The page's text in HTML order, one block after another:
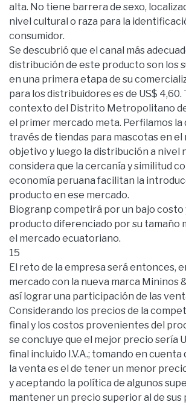
alta. No tiene barrera de sexo,
nivel cultural o raza para la
consumidor.
Se descubrió que el canal más
distribución de este producto son los
en una primera etapa de su
para los distribuidores es de US$ 4,60.
contexto del Distrito Metropolitano
el primer mercado meta. Perfilamos la
través de tiendas para mascotas en el
objetivo y luego la distribución a nivel
considera que la cercanía y similitud
economía peruana facilitan la
producto en ese mercado.
Biogranp competirá por un bajo costo
producto diferenciado por su tamaño
el mercado ecuatoriano.
15
El reto de la empresa será entonces,
mercado con la nueva marca Mininos
así lograr una participación de las
Considerando los precios de la
final y los costos provenientes del
se concluye que el mejor precio sería
final incluido I.V.A.; tomando en cuenta
la venta es el de tener un menor
y aceptando la política de algunos
mantener un precio superior al de sus